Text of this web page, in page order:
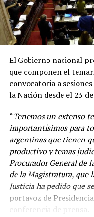
“Venimos diciendo que
sido muy dinámica y
El Gobierno nacional
que componen el
convocatoria a
la Nación desde el 23
“Tenemos un extenso
importantísimos para
argentinas que tienen
productivo y temas
Procurador General de
de la Magistratura, que
Justicia ha pedido que
portavoz de
conferencia de prensa.